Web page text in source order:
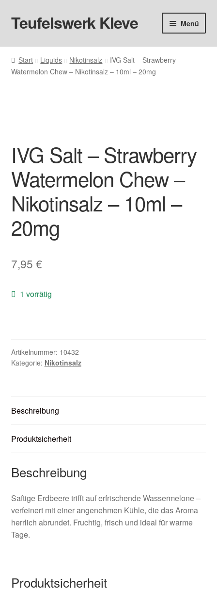
Zur
Navigation
Zum
Inhalt
Teufelswerk Kleve Menü
Startseite
Hardware
Big Puff
Aromen
Basen & Nikotin
Zubehör
Start Liquids Nikotinsalz
IVG Salt – Strawberry
Watermelon Chew – Nikotinsalz – 10ml – 20mg
IVG Salt – Strawberry
Watermelon Chew –
Nikotinsalz – 10ml –
20mg
7,95 €
1 vorrätig
Artikelnummer: 10432
Kategorie: Nikotinsalz
Beschreibung
Produktsicherheit
Beschreibung
Saftige Erdbeere trifft auf erfrischende Wassermelone –
verfeinert mit einer angenehmen Kühle, die das Aroma
herrlich abrundet. Fruchtig, frisch und ideal für warme
Tage.
Produktsicherheit